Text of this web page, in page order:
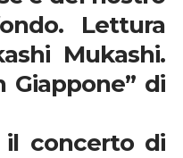
Lettura
Mukashi.
Giappone” di
concerto di